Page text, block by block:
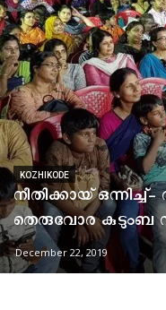
KOZHIKODE
നീതിക്കായ് ഒന്നിച്ച്-
തെരുവോര കുടുംബ
December 22, 2019